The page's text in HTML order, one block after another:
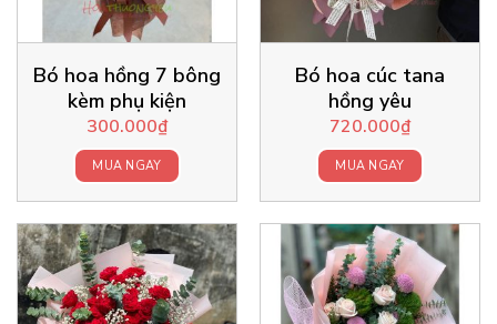
Bó hoa hồng 7 bông
kèm phụ kiện
300.000₫
MUA NGAY
Bó hoa cúc tana
hồng yêu
720.000₫
MUA NGAY